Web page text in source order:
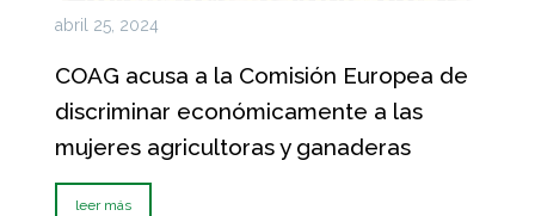
abril 25, 2024
COAG acusa a la Comisión Europea de
discriminar económicamente a las
mujeres agricultoras y ganaderas
leer más